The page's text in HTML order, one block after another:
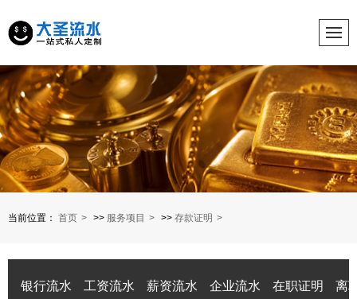
当前位置： 首页 >> 服务项目 >> 存款证明
银行流水 工资流水 薪资流水 企业流水 在职证明 离